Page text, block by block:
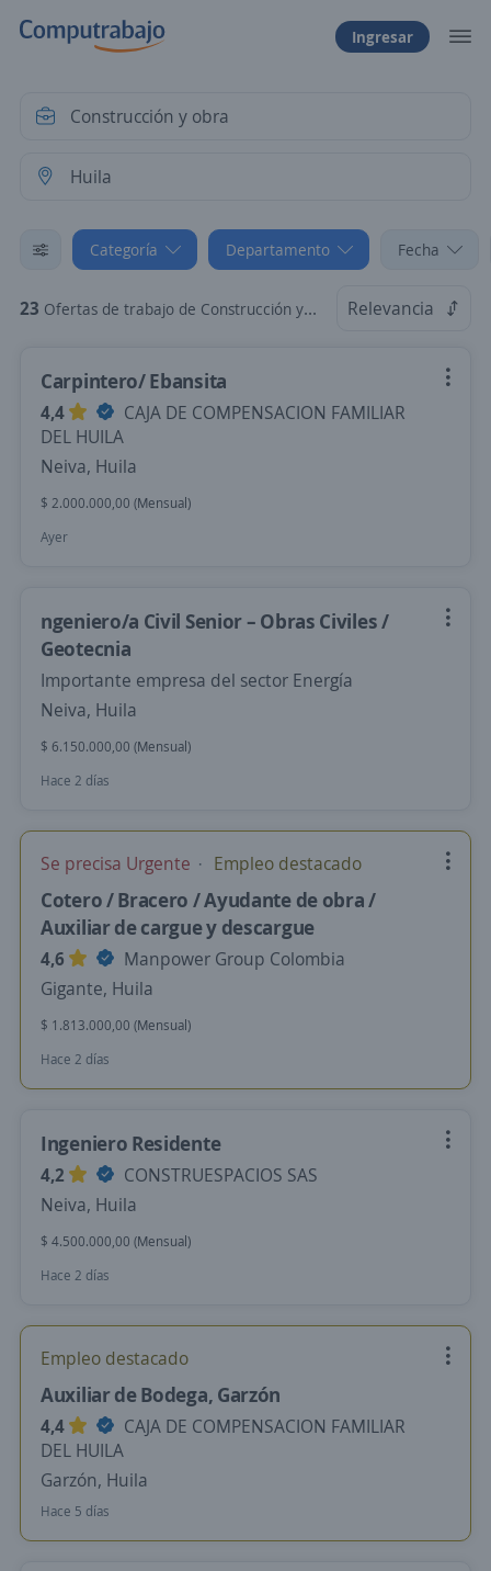
Ingresar
Categoría Departamento Fecha
23 Ofertas de trabajo de Construcción y obra en Huila Relevancia
Carpintero/ Ebansita
4,4
CAJA DE COMPENSACION FAMILIAR
DEL HUILA
Neiva, Huila
$ 2.000.000,00 (Mensual)
Ayer
ngeniero/a Civil Senior – Obras Civiles /
Geotecnia
Importante empresa del sector Energía
Neiva, Huila
$ 6.150.000,00 (Mensual)
Hace 2 días
Se precisa Urgente Empleo destacado
Cotero / Bracero / Ayudante de obra /
Auxiliar de cargue y descargue
4,6
Manpower Group Colombia
Gigante, Huila
$ 1.813.000,00 (Mensual)
Hace 2 días
Ingeniero Residente
4,2
CONSTRUESPACIOS SAS
Neiva, Huila
$ 4.500.000,00 (Mensual)
Hace 2 días
Empleo destacado
Auxiliar de Bodega, Garzón
4,4
CAJA DE COMPENSACION FAMILIAR
DEL HUILA
Garzón, Huila
Hace 5 días